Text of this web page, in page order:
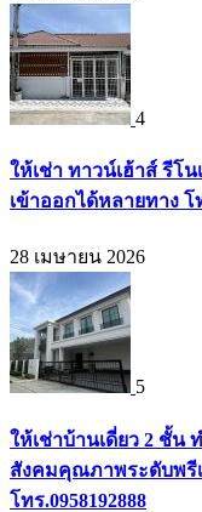
4
ให้เช่า ทาวน์เฮ้าส์ รีโ
เข้าออกได้หลายทาง โ
28 เมษายน 2026
5
ให้เช่าบ้านเดี่ยว 2 ชั้น
สังคมคุณภาพระดับพรี
โทร.0958192888